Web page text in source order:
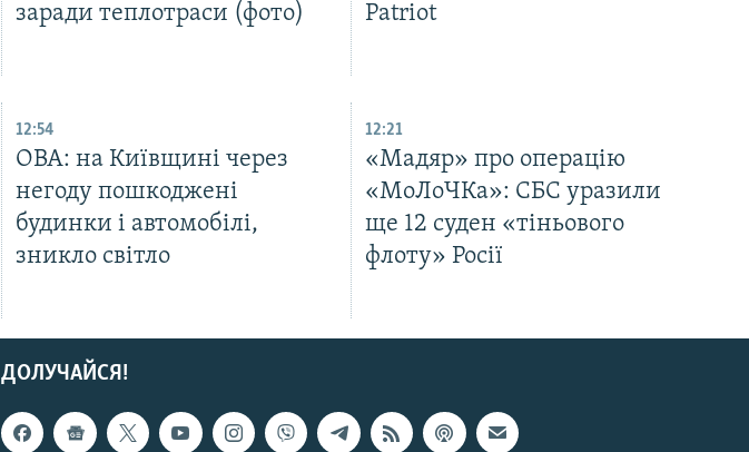
заради теплотраси (фото)
Patriot
12:54
ОВА: на Київщині через
негоду пошкоджені
будинки і автомобілі,
зникло світло
12:21
«Мадяр» про операцію
«МоЛоЧКа»: СБС уразили
ще 12 суден «тіньового
флоту» Росії
ДОЛУЧАЙСЯ!